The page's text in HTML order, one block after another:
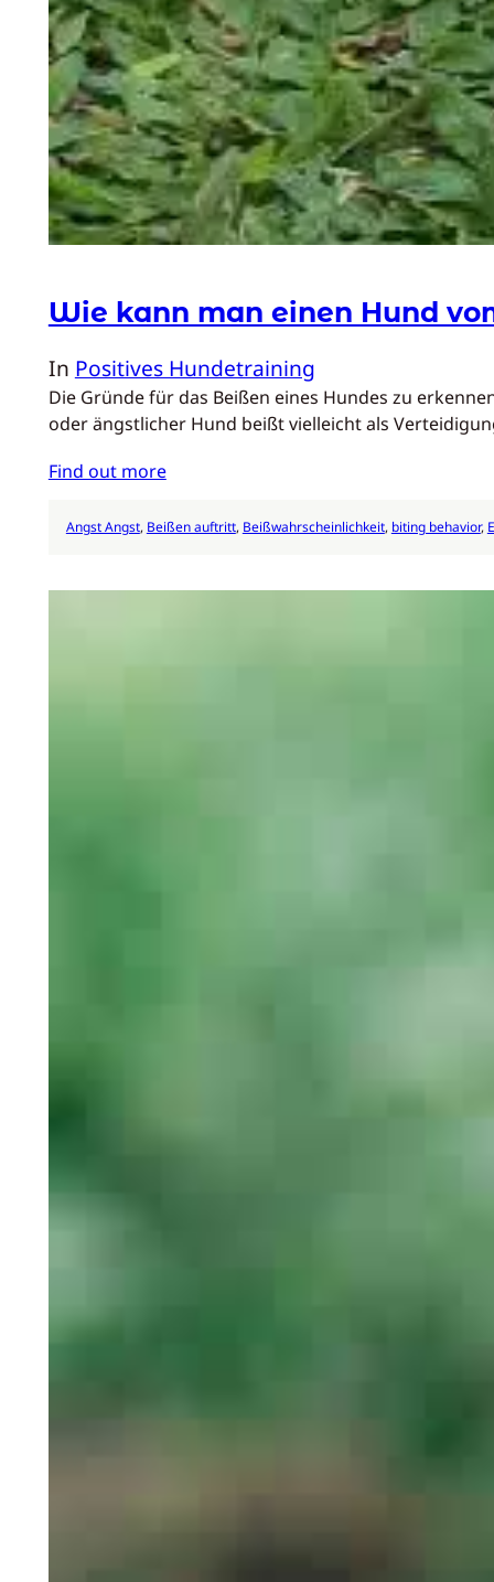
Wie kann man einen Hund
In Positives Hundetraining
Die Gründe für das Beißen eines Hundes zu
oder ängstlicher Hund beißt vielleicht als
Find out more
Angst Angst, Beißen auftritt, Beißwahrscheinlichkeit, biting behavior,